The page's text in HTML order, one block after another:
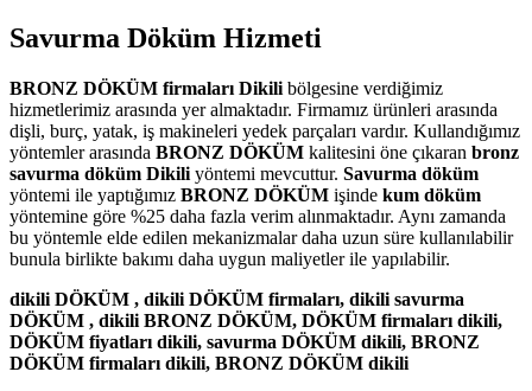
Savurma Döküm Hizmeti
BRONZ DÖKÜM firmaları Dikili bölgesine verdiğimiz
hizmetlerimiz arasında yer almaktadır. Firmamız ürünleri arasında
dişli, burç, yatak, iş makineleri yedek parçaları vardır. Kullandığımız
yöntemler arasında BRONZ DÖKÜM kalitesini öne çıkaran bronz
savurma döküm Dikili yöntemi mevcuttur. Savurma döküm
yöntemi ile yaptığımız BRONZ DÖKÜM işinde kum döküm
yöntemine göre %25 daha fazla verim alınmaktadır. Aynı zamanda
bu yöntemle elde edilen mekanizmalar daha uzun süre kullanılabilir
bunula birlikte bakımı daha uygun maliyetler ile yapılabilir.
dikili DÖKÜM , dikili DÖKÜM firmaları, dikili savurma
DÖKÜM , dikili BRONZ DÖKÜM, DÖKÜM firmaları dikili,
DÖKÜM fiyatları dikili, savurma DÖKÜM dikili, BRONZ
DÖKÜM firmaları dikili, BRONZ DÖKÜM dikili